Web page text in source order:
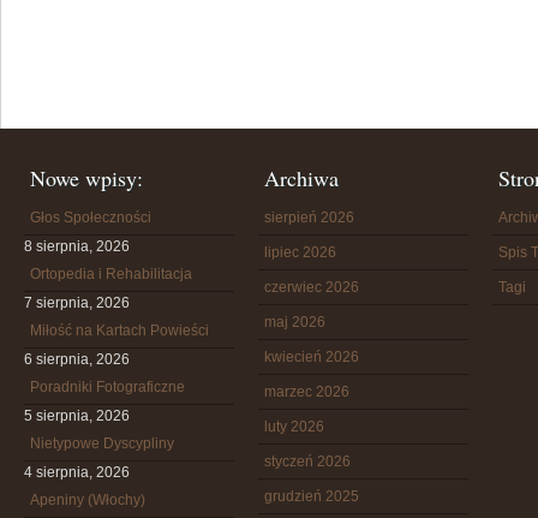
Nowe wpisy:
Głos Społeczności
8 sierpnia, 2026
Ortopedia i Rehabilitacja
7 sierpnia, 2026
Miłość na Kartach Powieści
6 sierpnia, 2026
Poradniki Fotograficzne
5 sierpnia, 2026
Nietypowe Dyscypliny
4 sierpnia, 2026
Apeniny (Włochy)
Archiwa
sierpień 2026
lipiec 2026
czerwiec 2026
maj 2026
kwiecień 2026
marzec 2026
luty 2026
styczeń 2026
grudzień 2025
Spis
Tagi